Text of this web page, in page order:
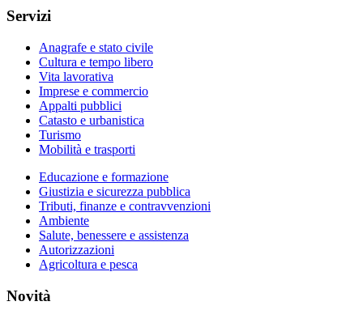
Servizi
Anagrafe e stato civile
Cultura e tempo libero
Vita lavorativa
Imprese e commercio
Appalti pubblici
Catasto e urbanistica
Turismo
Mobilità e trasporti
Educazione e formazione
Giustizia e sicurezza pubblica
Tributi, finanze e contravvenzioni
Ambiente
Salute, benessere e assistenza
Autorizzazioni
Agricoltura e pesca
Novità